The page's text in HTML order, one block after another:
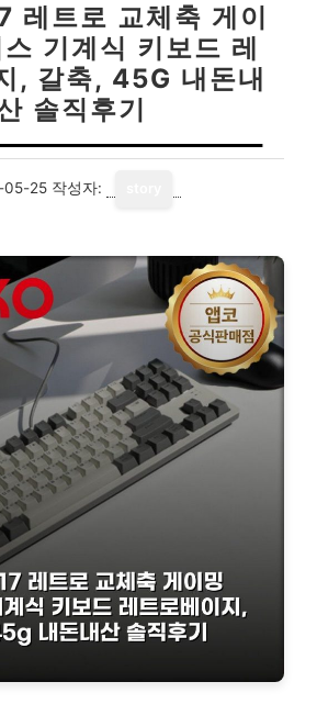
레트로 교체축 게이
기계식 키보드 레
, 갈축, 45G 내돈내
솔직후기
05-25 작성자: